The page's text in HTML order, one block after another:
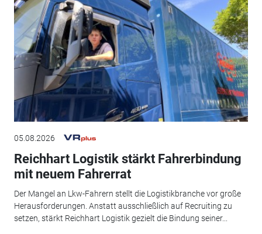
05.08.2026
Reichhart Logistik stärkt Fahrerbindung
mit neuem Fahrerrat
Der Mangel an Lkw-Fahrern stellt die Logistikbranche vor große
Herausforderungen. Anstatt ausschließlich auf Recruiting zu
setzen, stärkt Reichhart Logistik gezielt die Bindung seiner...